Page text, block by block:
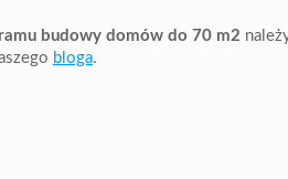
budowy domów do 70 m2
bloga.